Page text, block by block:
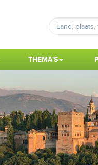
THEMA'S